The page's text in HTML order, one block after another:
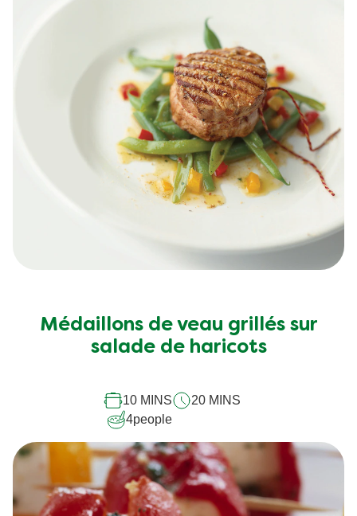
Médaillons de veau grillés sur
salade de haricots
10 MINS
20 MINS
4people